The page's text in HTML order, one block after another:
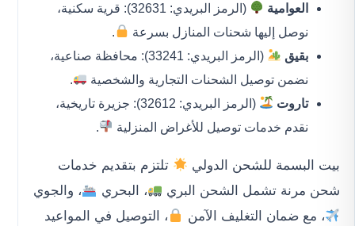
العوامية
(الرمز البريدي: 32631): قرية سكنية،
نوصل إليها شحنات المنازل بسرعة
.
بقيق
(الرمز البريدي: 33241): محافظة صناعية،
نضمن توصيل الشحنات التجارية والشخصية
.
تاروت
(الرمز البريدي: 32612): جزيرة تاريخية،
نقدم خدمات توصيل للأغراض المنزلية
.
بيت البسمة للشحن الدولي
تلتزم بتقديم خدمات
شحن مرنة تشمل الشحن البري
، البحري
، والجوي
، مع ضمان التغليف الآمن
، التوصيل في المواعيد